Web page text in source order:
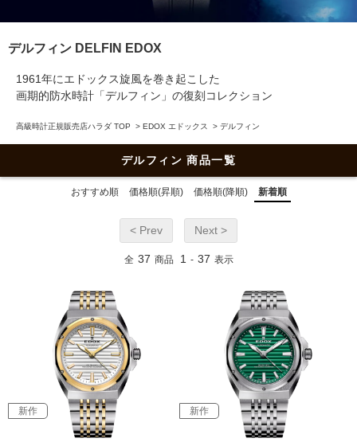
デルフィン DELFIN EDOX
1961年にエドックス旋風を巻き起こした
画期的防水時計「デルフィン」の復刻コレクション
高級時計正規販売店ハラダ TOP > EDOX エドックス > デルフィン
デルフィン 商品一覧
おすすめ順 価格順(昇順) 価格順(降順) 新着順
< Prev Next >
全 37 商品 1 - 37 表示
新作 新作